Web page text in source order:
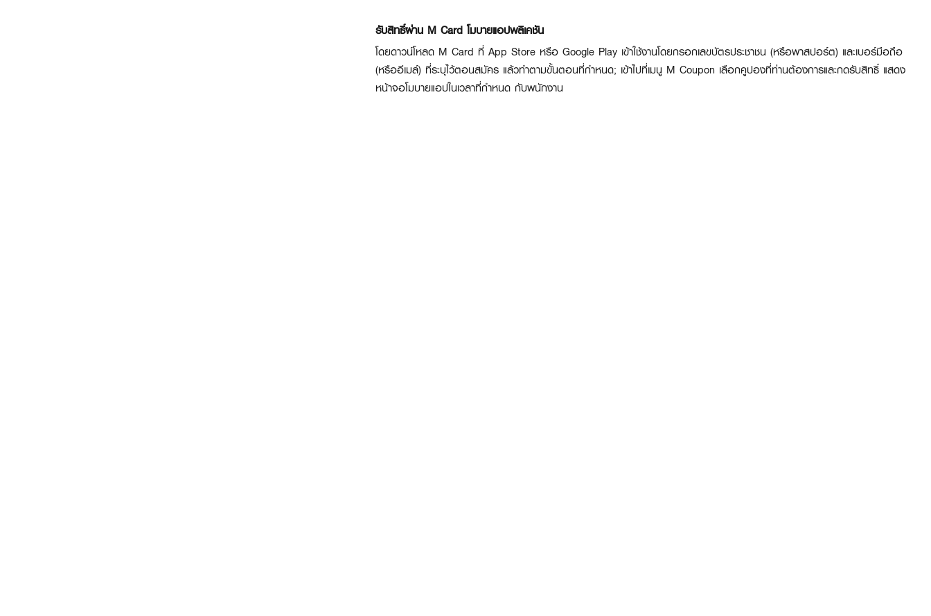
รับสิทธิ์ผ่าน M Card โมบายแอปพลิเคชัน
โดยดาวน์โหลด M Card ที่ App Store หรือ Google Play เข้าใช้งานโดยกรอกเลขบัตรประชาชน (หรือพาสปอร์ต) และเบอร์มือถือ
(หรืออีเมล์) ที่ระบุไว้ตอนสมัคร แล้วทำตามขั้นตอนที่กำหนด; เข้าไปที่เมนู M Coupon เลือกคูปองที่ท่านต้องการและกดรับสิทธิ์ แสดง
หน้าจอโมบายแอปในเวลาที่กำหนด กับพนักงาน